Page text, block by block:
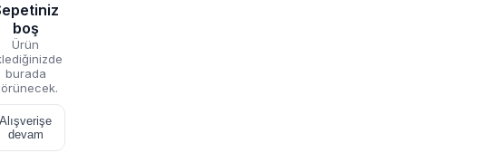
boş
Ürün
burada
Alışverişe
devam